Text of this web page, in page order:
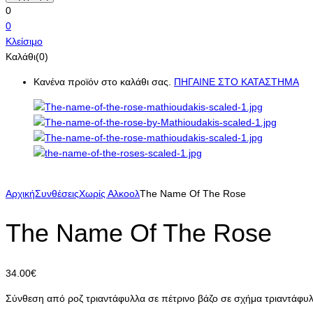
0
0
Κλείσιμο
Καλάθι(0)
Κανένα προϊόν στο καλάθι σας. ΠΗΓΑΙΝΕ ΣΤΟ ΚΑΤΑΣΤΗΜΑ
ΑρχικήΣυνθέσειςΧωρίς ΑλκοολThe Name Of The Rose
The Name Of The Rose
34.00€
Σύνθεση από ροζ τριαντάφυλλα σε πέτρινο βάζο σε σχήμα